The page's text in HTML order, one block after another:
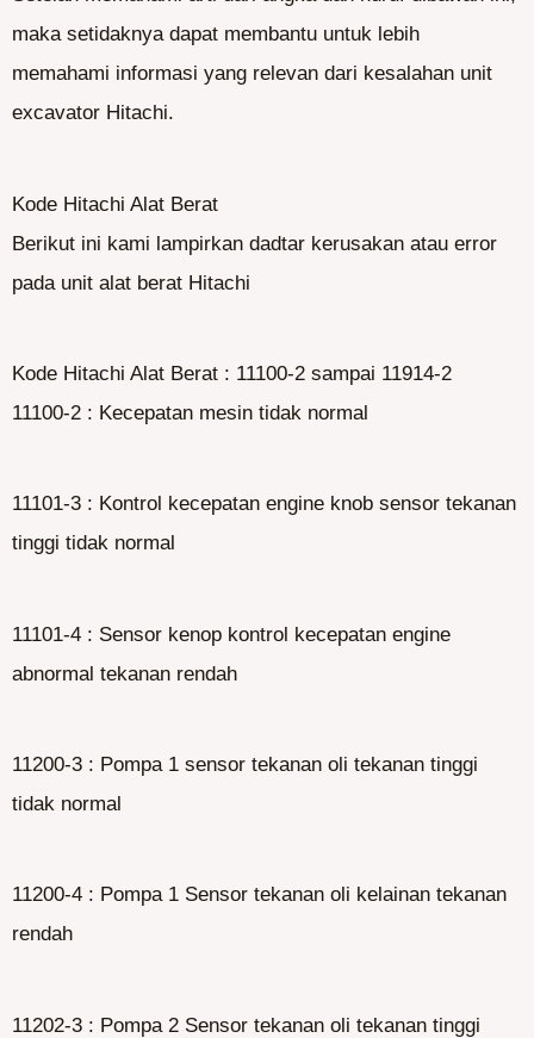
maka setidaknya dapat membantu untuk lebih
memahami informasi yang relevan dari kesalahan unit
excavator Hitachi.
Kode Hitachi Alat Berat
Berikut ini kami lampirkan dadtar kerusakan atau error
pada unit alat berat Hitachi
Kode Hitachi Alat Berat : 11100-2 sampai 11914-2
11100-2 : Kecepatan mesin tidak normal
11101-3 : Kontrol kecepatan engine knob sensor tekanan
tinggi tidak normal
11101-4 : Sensor kenop kontrol kecepatan engine
abnormal tekanan rendah
11200-3 : Pompa 1 sensor tekanan oli tekanan tinggi
tidak normal
11200-4 : Pompa 1 Sensor tekanan oli kelainan tekanan
rendah
11202-3 : Pompa 2 Sensor tekanan oli tekanan tinggi